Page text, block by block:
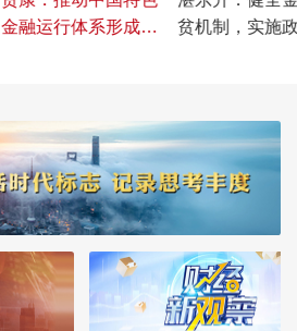
金融运行体系形成任
贫机制，实施